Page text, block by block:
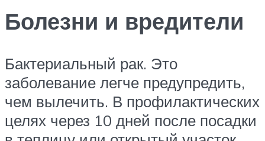
Болезни и вредители
Бактериальный рак. Это
заболевание легче предупредить,
чем вылечить. В профилактических
целях через 10 дней после посадки